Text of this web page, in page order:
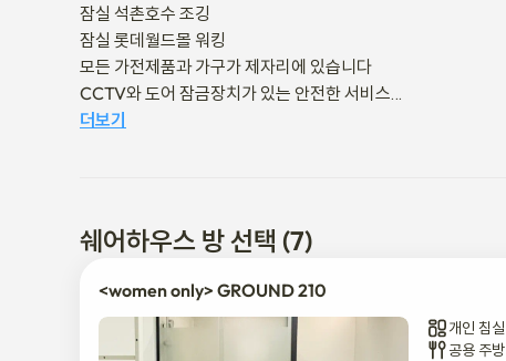
잠실 석촌호수 조깅
잠실 롯데월드몰 워킹
모든 가전제품과 가구가 제자리에 있습니다
CCTV와 도어 잠금장치가 있는 안전한 서비스
새로운 오프닝
코엑스까지 대중교통으로 20분 소요
대중교통으로 석촌역까지 10분 소요
*늦은 밤에는 전화 통화가 허용되지 않습니다
*방문객은 입장할 수 없습니다
더보기
쉐어하우스 방 선택 (7)
<women only> GROUND 210
개인 침실
공용 주방